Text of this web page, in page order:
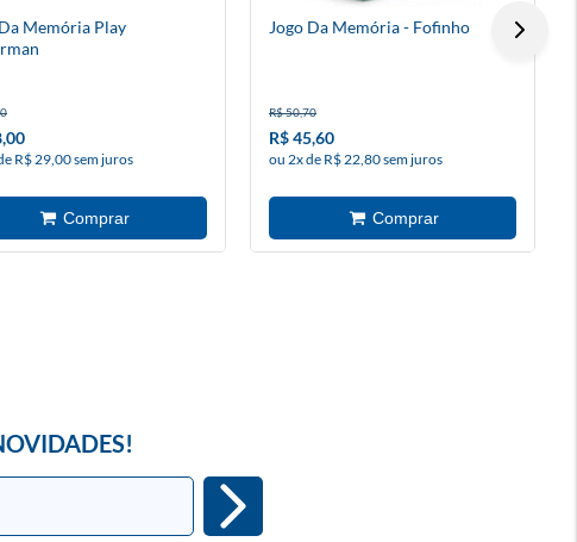
Memória Play
R$ 29,00 sem juros
Jogo Da Memória - Fofinho
R$ 50,70
R$ 45,60
ou 2x de R$ 22,80 sem juros